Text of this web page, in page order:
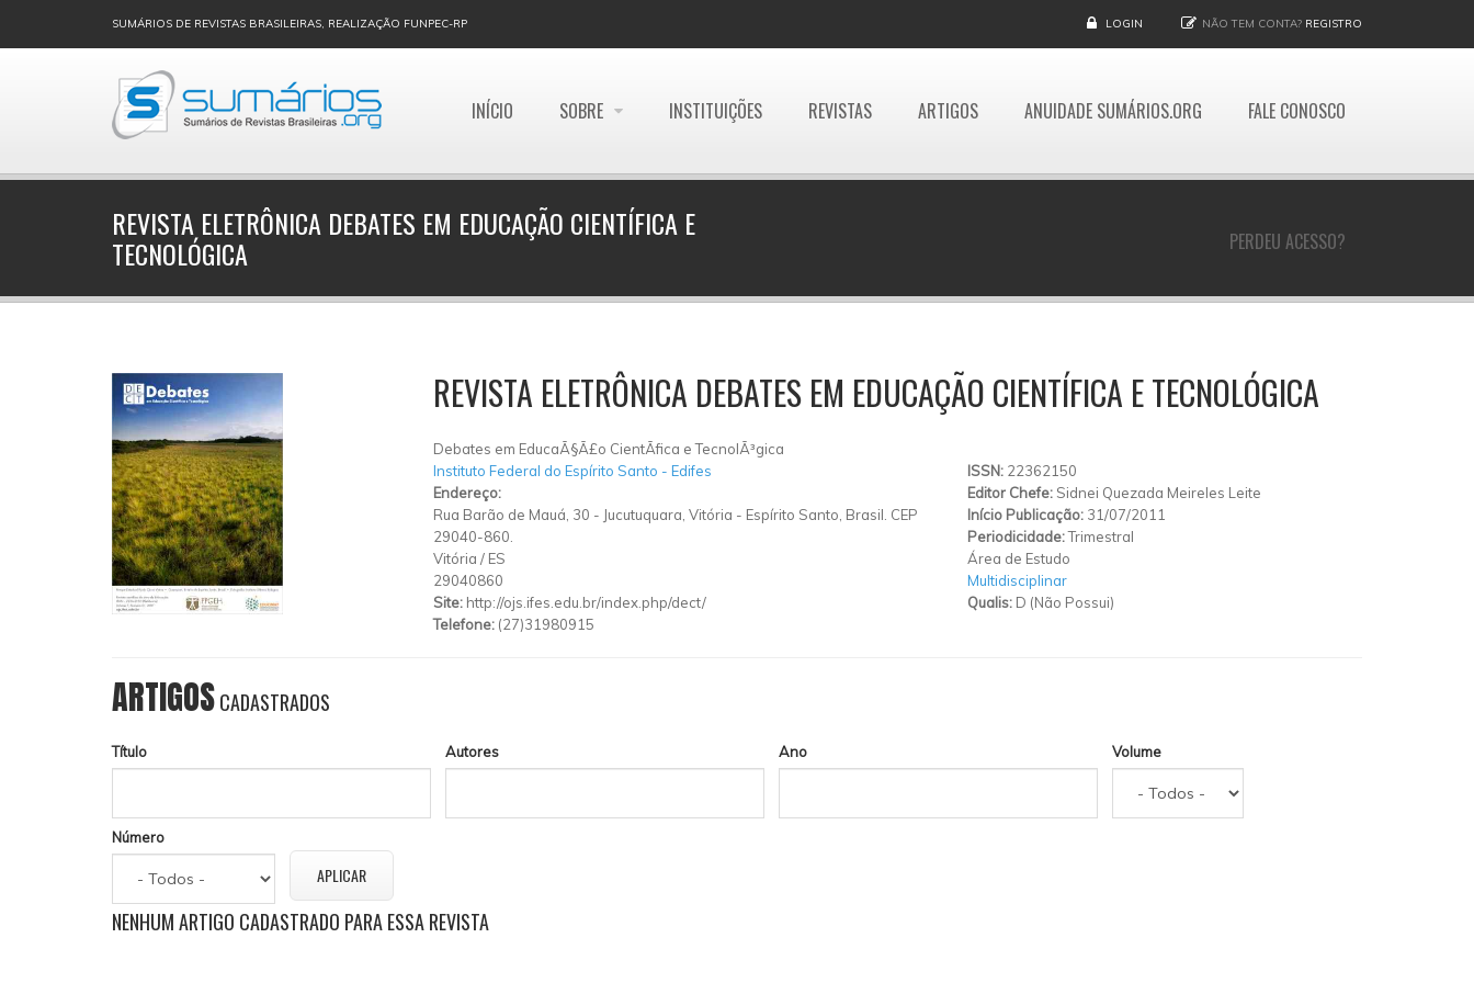
SUMÁRIOS DE REVISTAS BRASILEIRAS, REALIZAÇÃO FUNPEC-RP LOGIN NÃO TEM CONTA? REGISTRO
INÍCIO SOBRE INSTITUIÇÕES REVISTAS ARTIGOS ANUIDADE SUMÁRIOS.ORG FALE CONOSCO
PERDEU ACESSO?
REVISTA ELETRÔNICA DEBATES EM EDUCAÇÃO CIENTÍFICA E
TECNOLÓGICA
REVISTA ELETRÔNICA DEBATES EM EDUCAÇÃO CIENTÍFICA E TECNOLÓGICA
Debates em EducaÃ§Ã£o CientÃ­fica e TecnolÃ³gica
Instituto Federal do Espírito Santo - Edifes
Endereço:
Rua Barão de Mauá, 30 - Jucutuquara, Vitória - Espírito Santo, Brasil. CEP
29040-860.
Vitória / ES
29040860
Site: http://ojs.ifes.edu.br/index.php/dect/
Telefone: (27)31980915
ISSN: 22362150
Editor Chefe: Sidnei Quezada Meireles Leite
Início Publicação: 31/07/2011
Periodicidade:Trimestral
Área de Estudo
Multidisciplinar
Qualis: D (Não Possui)
ARTIGOSCADASTRADOS
Título Autores Ano Volume
Número
NENHUM ARTIGO CADASTRADO PARA ESSA REVISTA